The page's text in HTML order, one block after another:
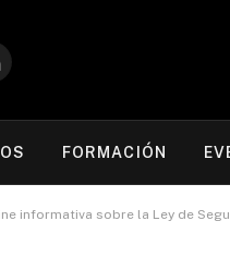
FORMACIÓN
informativa sobre la Ley de